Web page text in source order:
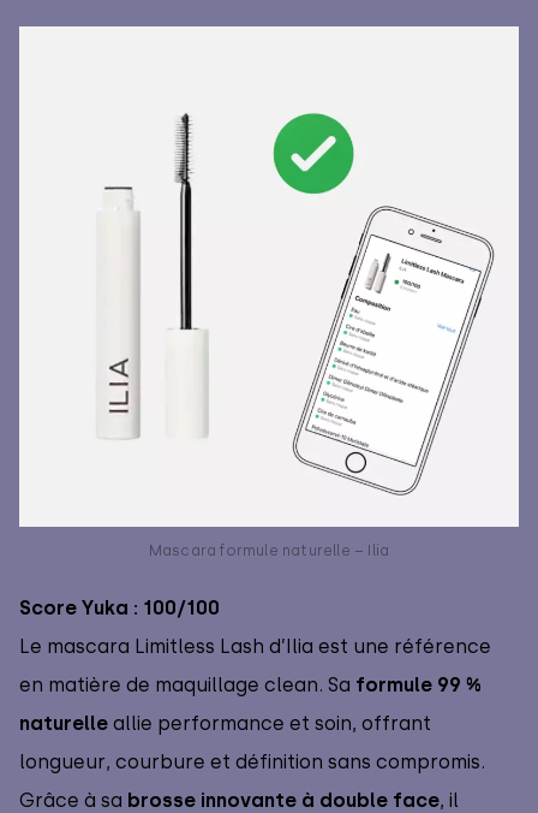
Mascara formule naturelle – Ilia
Score Yuka : 100/100
Le mascara Limitless Lash d’Ilia est une référence
en matière de maquillage clean. Sa formule 99 %
naturelle allie performance et soin, offrant
longueur, courbure et définition sans compromis.
Grâce à sa brosse innovante à double face, il